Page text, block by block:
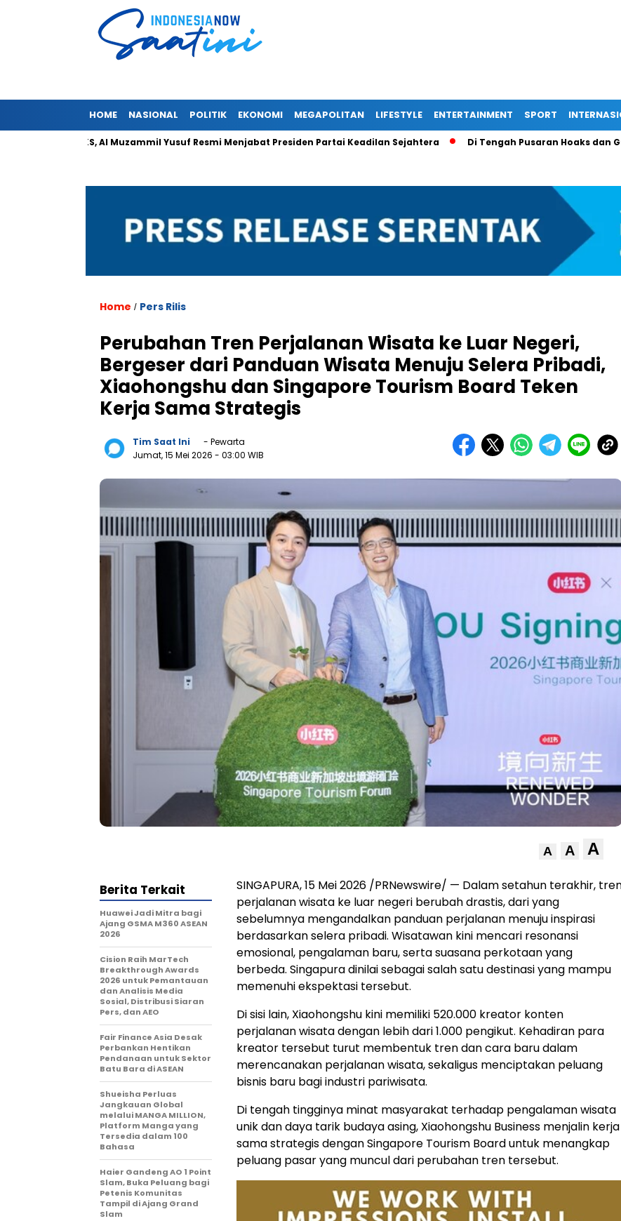
HOME NASIONAL POLITIK EKONOMI MEGAPOLITAN LIFESTYLE ENTERTAINMENT SPORT
PKS, Al Muzammil Yusuf Resmi Menjabat Presiden Partai Keadilan Sejahtera Di Tengah Pusaran Hoaks dan Gugatan
Home / Pers Rilis
Perubahan Tren Perjalanan Wisata ke Luar Negeri,
Bergeser dari Panduan Wisata Menuju Selera Pribadi,
Xiaohongshu dan Singapore Tourism Board Teken
Kerja Sama Strategis
Tim Saat Ini
- Pewarta
Jumat, 15 Mei 2026 - 03:00 WIB
A A A
SINGAPURA, 15 Mei 2026 /PRNewswire/ — Dalam setahun terakhir,
perjalanan wisata ke luar negeri berubah drastis, dari yang
sebelumnya mengandalkan panduan perjalanan menuju inspirasi
berdasarkan selera pribadi. Wisatawan kini mencari resonansi
emosional, pengalaman baru, serta suasana perkotaan yang
berbeda. Singapura dinilai sebagai salah satu destinasi yang mampu
memenuhi ekspektasi tersebut.
Di sisi lain, Xiaohongshu kini memiliki 520.000 kreator konten
perjalanan wisata dengan lebih dari 1.000 pengikut. Kehadiran para
kreator tersebut turut membentuk tren dan cara baru dalam
merencanakan perjalanan wisata, sekaligus menciptakan peluang
bisnis baru bagi industri pariwisata.
Di tengah tingginya minat masyarakat terhadap pengalaman wisata
unik dan daya tarik budaya asing, Xiaohongshu Business menjalin kerja
sama strategis dengan Singapore Tourism Board untuk menangkap
peluang pasar yang muncul dari perubahan tren tersebut.
Berita Terkait
Huawei Jadi Mitra bagi
Ajang GSMA M360 ASEAN
2026
Cision Raih MarTech
Breakthrough Awards
2026 untuk Pemantauan
dan Analisis Media
Sosial, Distribusi Siaran
Pers, dan AEO
Fair Finance Asia Desak
Perbankan Hentikan
Pendanaan untuk Sektor
Batu Bara di ASEAN
Shueisha Perluas
Jangkauan Global
melalui MANGA MILLION,
Platform Manga yang
Tersedia dalam 100
Bahasa
Haier Gandeng AO 1 Point
Slam, Buka Peluang bagi
Petenis Komunitas
Tampil di Ajang Grand
Slam